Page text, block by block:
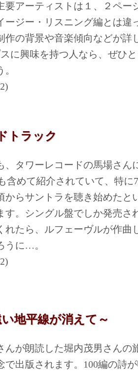
要アーティストは１、２ペ
ージー・リスニング編とは違
作の背景や音楽傾向などが詳
に興味を持つ人なら、ぜひ
トラック
タワーレコードの馬場さん
含めて紹介されていて、特に
からサントラを聴き始めたと
す。シングル盤でしか発売さ
れたら、ルフェーヴルが作曲
うに…。
地平線が消えて～
が朗読した堀内茂男さんの
で出版されます。100編の詩